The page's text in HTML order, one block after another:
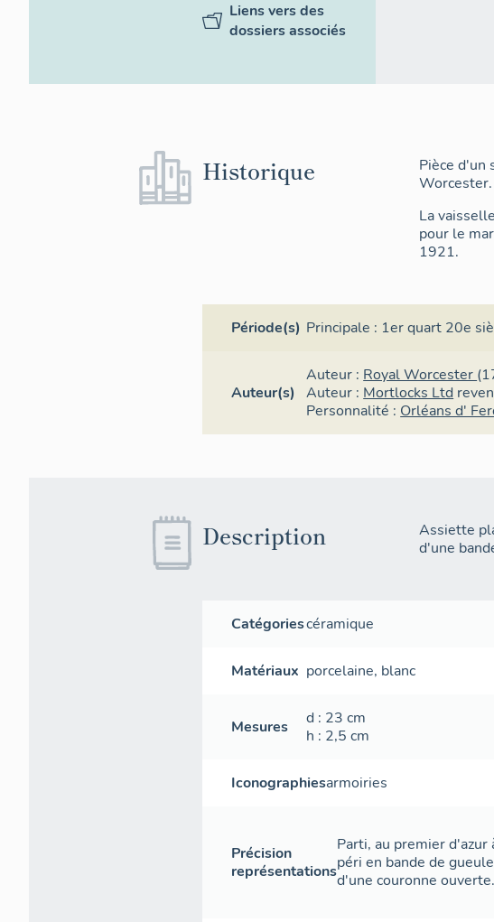
Liens vers des
dossiers associés
Historique
Pièce d'un
La
pour le
1921.
Période(s) Principale : 1er quart 20e
Auteur(s)
Auteur : Royal Worcester
Auteur : Mortlocks Ltd
Personnalité : Orléans d'
Description
Assiette
d'une
Catégoriescéramique
Matériaux porcelaine, blanc
Mesures d : 23cm
h : 2,5cm
Iconographiesarmoiries
Précision
représentations
Parti, au premier
péri en bande de
d'une couronne ouverte.